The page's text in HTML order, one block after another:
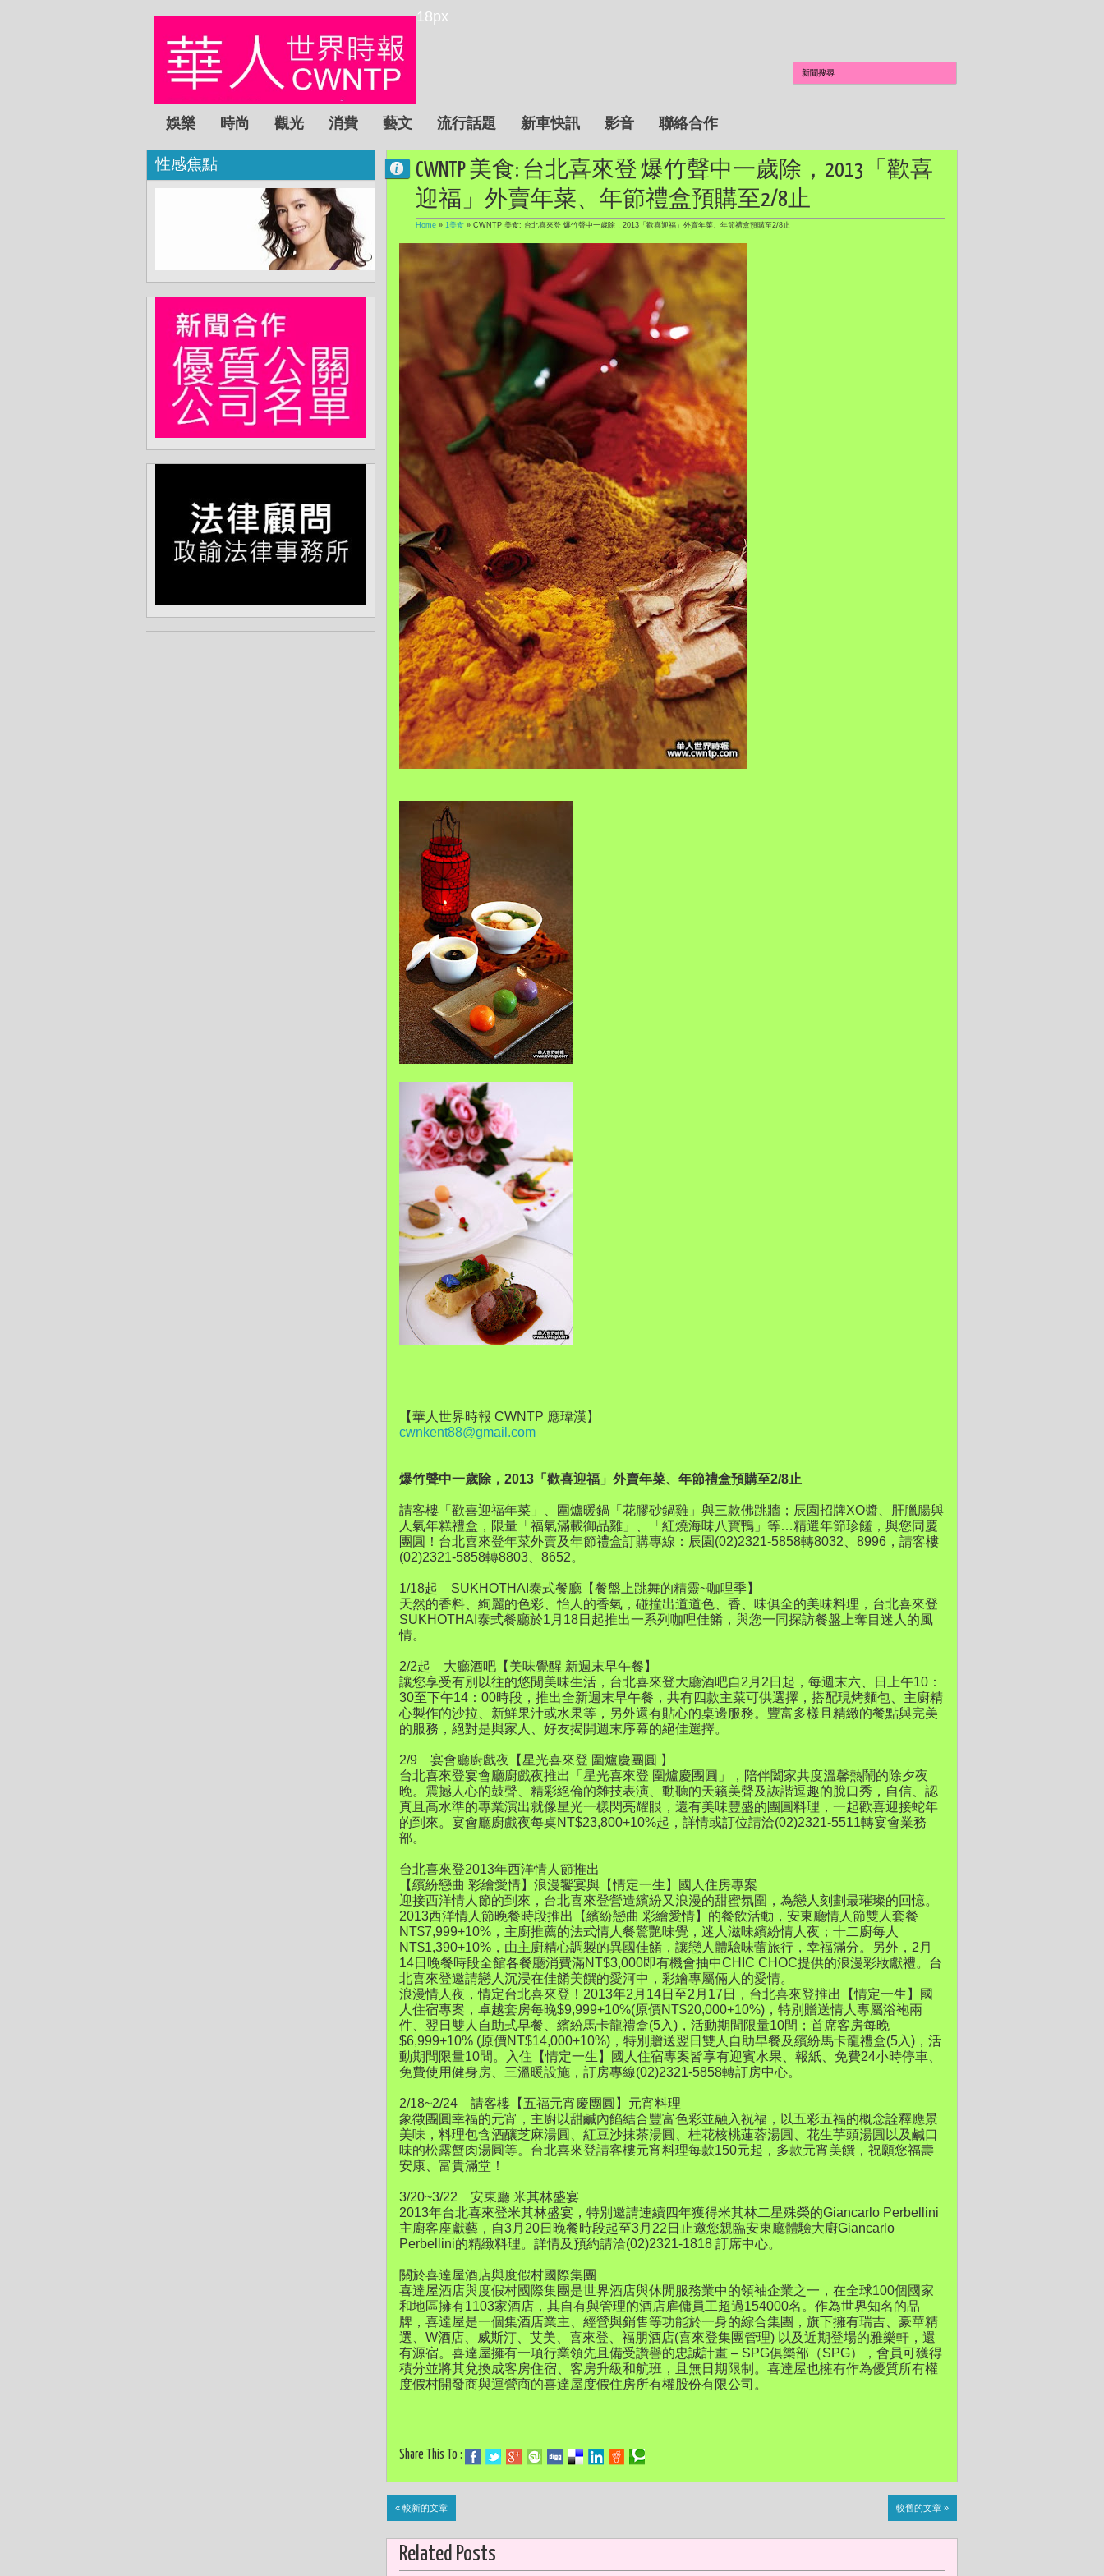
18px
娛樂 時尚 觀光 消費 藝文 流行話題 新車快訊 影音 聯絡合作
CWNTP 美食: 台北喜來登 爆竹聲中一歲除，2013「歡喜
迎福」外賣年菜、年節禮盒預購至2/8止
Home » 1美食 » CWNTP 美食: 台北喜來登 爆竹聲中一歲除，2013「歡喜迎福」外賣年菜、年節禮盒預購至2/8止
【華人世界時報 CWNTP 應瑋漢】
cwnkent88@gmail.com
爆竹聲中一歲除，2013「歡喜迎福」外賣年菜、年節禮盒預購至2/8止
請客樓「歡喜迎福年菜」、圍爐暖鍋「花膠砂鍋雞」與三款佛跳牆；辰園招牌XO醬、肝臘腸與
人氣年糕禮盒，限量「福氣滿載御品雞」、「紅燒海味八寶鴨」等…精選年節珍饈，與您同慶
團圓！台北喜來登年菜外賣及年節禮盒訂購專線：辰園(02)2321-5858轉8032、8996，請客樓
(02)2321-5858轉8803、8652。
1/18起 SUKHOTHAI泰式餐廳【餐盤上跳舞的精靈~咖哩季】
天然的香料、絢麗的色彩、怡人的香氣，碰撞出道道色、香、味俱全的美味料理，台北喜來登
SUKHOTHAI泰式餐廳於1月18日起推出一系列咖哩佳餚，與您一同探訪餐盤上奪目迷人的風
情。
2/2起 大廳酒吧【美味覺醒 新週末早午餐】
讓您享受有別以往的悠閒美味生活，台北喜來登大廳酒吧自2月2日起，每週末六、日上午10：
30至下午14：00時段，推出全新週末早午餐，共有四款主菜可供選擇，搭配現烤麵包、主廚精
心製作的沙拉、新鮮果汁或水果等，另外還有貼心的桌邊服務。豐富多樣且精緻的餐點與完美
的服務，絕對是與家人、好友揭開週末序幕的絕佳選擇。
2/9 宴會廳廚戲夜【星光喜來登 圍爐慶團圓 】
台北喜來登宴會廳廚戲夜推出「星光喜來登 圍爐慶團圓」，陪伴闔家共度溫馨熱鬧的除夕夜
晚。震撼人心的鼓聲、精彩絕倫的雜技表演、動聽的天籟美聲及詼諧逗趣的脫口秀，自信、認
真且高水準的專業演出就像星光一樣閃亮耀眼，還有美味豐盛的團圓料理，一起歡喜迎接蛇年
的到來。宴會廳廚戲夜每桌NT$23,800+10%起，詳情或訂位請洽(02)2321-5511轉宴會業務
部。
台北喜來登2013年西洋情人節推出
【繽紛戀曲 彩繪愛情】浪漫饗宴與【情定一生】國人住房專案
迎接西洋情人節的到來，台北喜來登營造繽紛又浪漫的甜蜜氛圍，為戀人刻劃最璀璨的回憶。
2013西洋情人節晚餐時段推出【繽紛戀曲 彩繪愛情】的餐飲活動，安東廳情人節雙人套餐
NT$7,999+10%，主廚推薦的法式情人餐驚艷味覺，迷人滋味繽紛情人夜；十二廚每人
NT$1,390+10%，由主廚精心調製的異國佳餚，讓戀人體驗味蕾旅行，幸福滿分。另外，2月
14日晚餐時段全館各餐廳消費滿NT$3,000即有機會抽中CHIC CHOC提供的浪漫彩妝獻禮。台
北喜來登邀請戀人沉浸在佳餚美饌的愛河中，彩繪專屬倆人的愛情。
浪漫情人夜，情定台北喜來登！2013年2月14日至2月17日，台北喜來登推出【情定一生】國
人住宿專案，卓越套房每晚$9,999+10%(原價NT$20,000+10%)，特別贈送情人專屬浴袍兩
件、翌日雙人自助式早餐、繽紛馬卡龍禮盒(5入)，活動期間限量10間；首席客房每晚
$6,999+10% (原價NT$14,000+10%)，特別贈送翌日雙人自助早餐及繽紛馬卡龍禮盒(5入)，活
動期間限量10間。入住【情定一生】國人住宿專案皆享有迎賓水果、報紙、免費24小時停車、
免費使用健身房、三溫暖設施，訂房專線(02)2321-5858轉訂房中心。
2/18~2/24 請客樓【五福元宵慶團圓】元宵料理
象徵團圓幸福的元宵，主廚以甜鹹內餡結合豐富色彩並融入祝福，以五彩五福的概念詮釋應景
美味，料理包含酒釀芝麻湯圓、紅豆沙抹茶湯圓、桂花核桃蓮蓉湯圓、花生芋頭湯圓以及鹹口
味的松露蟹肉湯圓等。台北喜來登請客樓元宵料理每款150元起，多款元宵美饌，祝願您福壽
安康、富貴滿堂！
3/20~3/22 安東廳 米其林盛宴
2013年台北喜來登米其林盛宴，特別邀請連續四年獲得米其林二星殊榮的Giancarlo Perbellini
主廚客座獻藝，自3月20日晚餐時段起至3月22日止邀您親臨安東廳體驗大廚Giancarlo
Perbellini的精緻料理。詳情及預約請洽(02)2321-1818 訂席中心。
關於喜達屋酒店與度假村國際集團
喜達屋酒店與度假村國際集團是世界酒店與休閒服務業中的領袖企業之一，在全球100個國家
和地區擁有1103家酒店，其自有與管理的酒店雇傭員工超過154000名。作為世界知名的品
牌，喜達屋是一個集酒店業主、經營與銷售等功能於一身的綜合集團，旗下擁有瑞吉、豪華精
選、W酒店、威斯汀、艾美、喜來登、福朋酒店(喜來登集團管理) 以及近期登場的雅樂軒，還
有源宿。喜達屋擁有一項行業領先且備受讚譽的忠誠計畫 – SPG俱樂部（SPG），會員可獲得
積分並將其兌換成客房住宿、客房升級和航班，且無日期限制。喜達屋也擁有作為優質所有權
度假村開發商與運營商的喜達屋度假住房所有權股份有限公司。
Share This To :
« 較新的文章 較舊的文章 »
Related Posts
性感焦點